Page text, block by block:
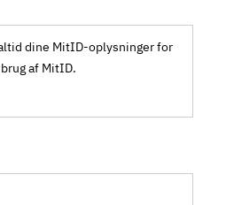
dine MitID-oplysninger for
af MitID.